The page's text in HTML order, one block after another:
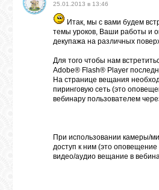
25.01.2013 в 13:46
Итак, мы с вами будем
темы уроков, Ваши работы и
декупажа на различных
Для того чтобы нам
Adobe® Flash® Player
На странице вещания
пиринговую сеть (это
вебинару пользователем
При использовании камеры/
доступ к ним (это
видео/аудио вещание в